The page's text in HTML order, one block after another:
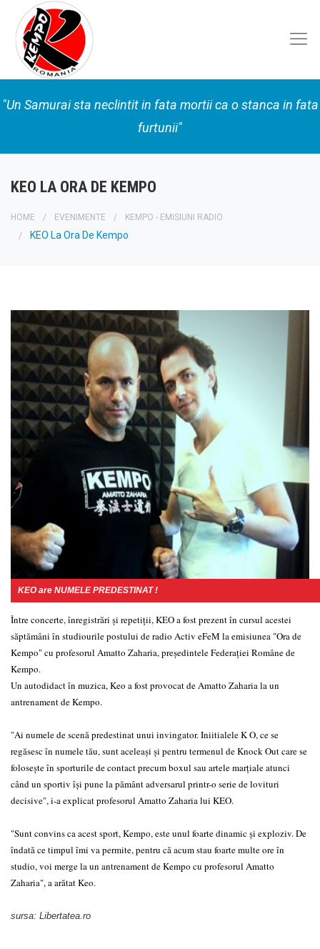
"Un Samurai sta neclintit in fata mortii ca o stanca in fata
furtunii"
KEO LA ORA DE KEMPO
HOME EVENIMENTE KEMPO - EMISIUNI RADIO
KEO La Ora De Kempo
KEO are NUMELE PREDESTINAT !
Între concerte, înregistrări și repetiții, KEO a fost prezent în cursul acestei
săptămâni în studiourile postului de radio Activ eFeM la emisiunea "Ora de
Kempo" cu profesorul Amatto Zaharia, președintele Federației Române de
Kempo.
Un autodidact în muzica, Keo a fost provocat de Amatto Zaharia la un
antrenament de Kempo.
"Ai numele de scenă predestinat unui invingator. Iniitialele K O, ce se
regăsesc în numele tău, sunt aceleași și pentru termenul de Knock Out care se
folosește în sporturile de contact precum boxul sau artele marțiale atunci
când un sportiv își pune la pământ adversarul printr-o serie de lovituri
decisive", i-a explicat profesorul Amatto Zaharia lui KEO.
"Sunt convins ca acest sport, Kempo, este unul foarte dinamic și exploziv. De
îndată ce timpul îmi va permite, pentru că acum stau foarte multe ore în
studio, voi merge la un antrenament de Kempo cu profesorul Amatto
Zaharia", a arătat Keo.
sursa: Libertatea.ro